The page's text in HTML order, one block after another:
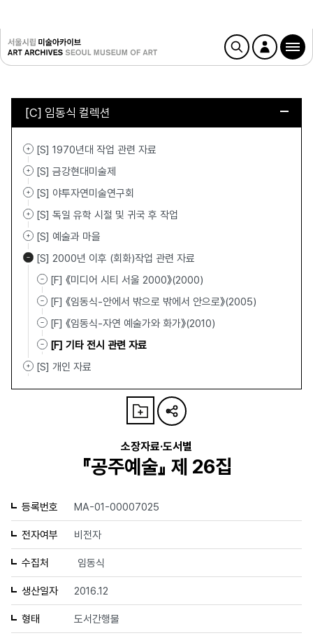
[C] 임동식 컬렉션
[S] 1970년대 작업 관련 자료
[S] 금강현대미술제
[S] 야투자연미술연구회
[S] 독일 유학 시절 및 귀국 후 작업
[S] 예술과 마을
[S] 2000년 이후 (회화)작업 관련 자료
[F] 《미디어 시티 서울 2000》(2000)
[F] 《임동식-안에서 밖으로 밖에서 안으로》(2005)
[F] 《임동식-자연 예술가와 화가》(2010)
[F] 기타 전시 관련 자료
[S] 개인 자료
소장자료·도서별
『공주예술』 제 26집
등록번호 MA-01-00007025
전자여부 비전자
수집처 임동식
생산일자 2016.12
형태 도서간행물